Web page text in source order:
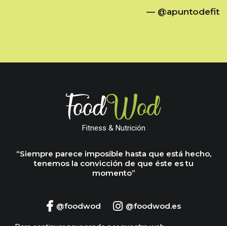
— @apuntodefit
Fitness & Nutrición
“Siempre parece imposible hasta que está hecho,
tenemos la convicción de que éste es tu
momento”
@foodwod @foodwod.es